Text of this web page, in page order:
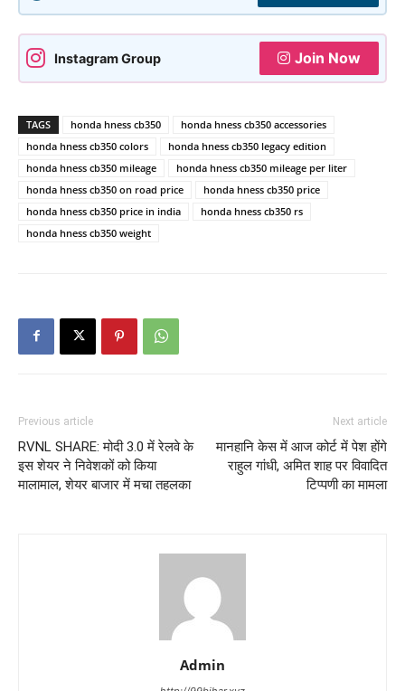
Instagram Group Join Now
TAGS honda hness cb350
honda hness cb350 accessories
honda hness cb350 colors
honda hness cb350 legacy edition
honda hness cb350 mileage
honda hness cb350 mileage per liter
honda hness cb350 on road price
honda hness cb350 price
honda hness cb350 price in india
honda hness cb350 rs
honda hness cb350 weight
Previous article
RVNL SHARE: मोदी 3.0 में रेलवे के
इस शेयर ने निवेशकों को किया
मालामाल, शेयर बाजार में मचा तहलका
Next article
मानहानि केस में आज कोर्ट में पेश होंगे
राहुल गांधी, अमित शाह पर विवादित
टिप्पणी का मामला
Admin